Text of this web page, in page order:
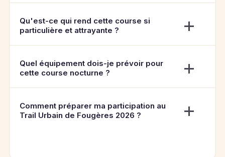
Qu'est-ce qui rend cette course si
particulière et attrayante ?
Quel équipement dois-je prévoir pour
cette course nocturne ?
Comment préparer ma participation au
Trail Urbain de Fougères 2026 ?